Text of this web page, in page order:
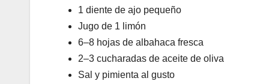
1 diente de ajo pequeño
Jugo de 1 limón
6–8 hojas de albahaca fresca
2–3 cucharadas de aceite de oliva
Sal y pimienta al gusto